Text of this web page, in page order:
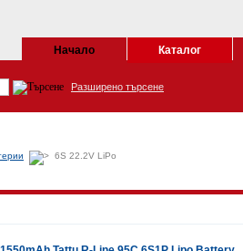
Начало Каталог
Разширено търсене
6S 22.2V LiPo